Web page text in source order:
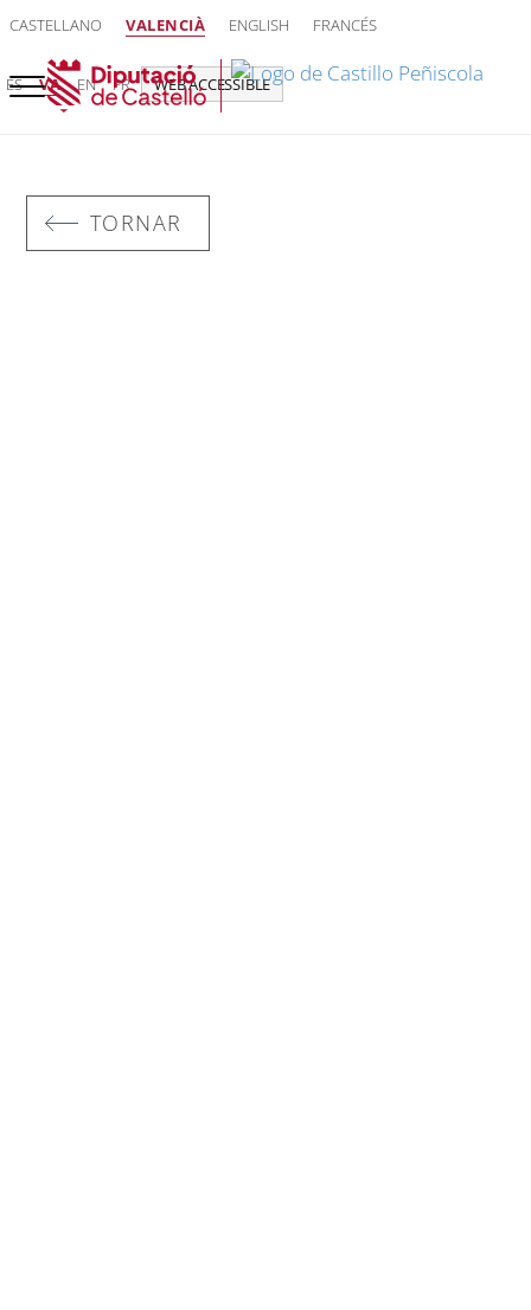
CASTELLANO VALENCIÀ ENGLISH FRANCÉS
ES VA EN FR WEB ACCESSIBLE
TORNAR